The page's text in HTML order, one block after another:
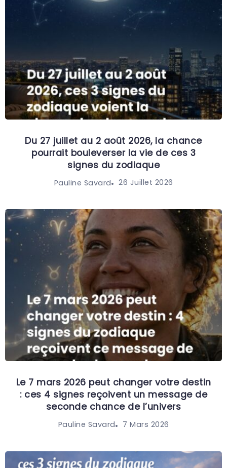
Du 27 juillet au 2 août 2026, la chance
pourrait bouleverser la vie de ces 3
signes du zodiaque
Pauline Savard 26 Juillet 2026
Le 7 mars 2026 peut changer votre destin
: ces 4 signes reçoivent un message de
seconde chance de l’univers
Pauline Savard 7 Mars 2026